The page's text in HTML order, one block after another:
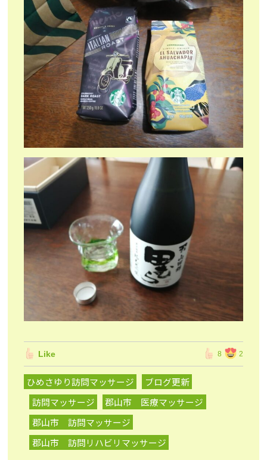
Like 8 2
ひめさゆり訪問マッサージ
ブログ更新
訪問マッサージ
郡山市 医療マッサージ
郡山市 訪問マッサージ
郡山市 訪問リハビリマッサージ